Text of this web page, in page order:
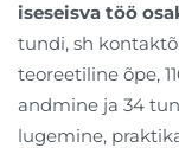
iseseisva töö
tundi, sh
teoreetiline õpe,
andmine ja 34
lugemine,